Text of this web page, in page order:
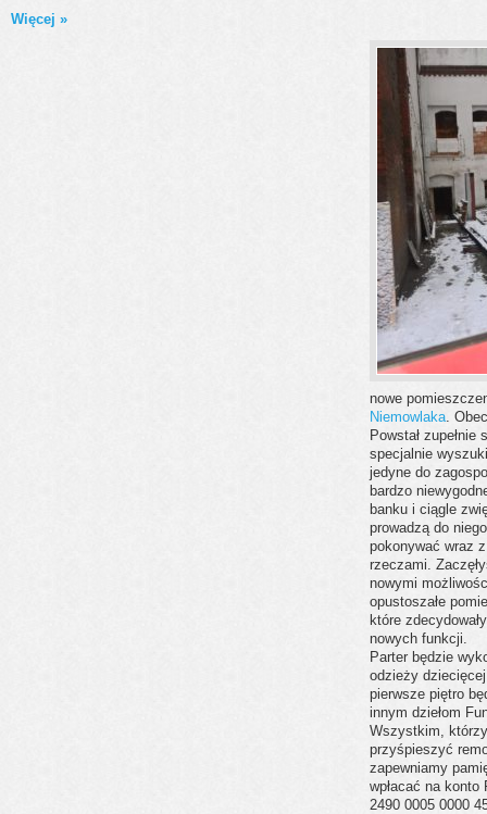
Więcej »
nowe
Niemowlaka .
Powstał
specjalnie
jedyne do
bardzo
banku i ciągle
prowadzą do
pokonywać wraz
rzeczami.
nowymi
opustoszałe
które
nowych funkcji.
Parter będzie
odzieży
pierwsze piętro
innym dziełom
Wszystkim,
przyśpieszyć
zapewniamy
wpłacać na konto
2490 0005 0000